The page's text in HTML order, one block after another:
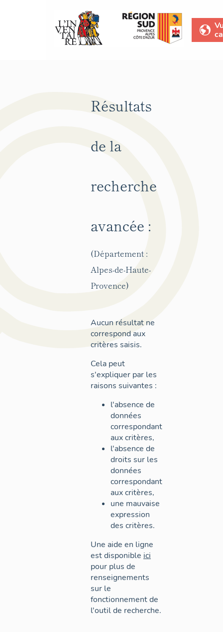
Résultats
de la
recherche
avancée :
(Département :
Alpes-de-Haute-
Provence)
Aucun résultat ne
correspond aux
critères saisis.
Cela peut
s'expliquer par les
raisons suivantes :
l'absence de
données
correspondant
aux critères,
l'absence de
droits sur les
données
correspondant
aux critères,
une mauvaise
expression
des critères.
Une aide en ligne
est disponible ici
pour plus de
renseignements
sur le
fonctionnement de
l'outil de recherche.